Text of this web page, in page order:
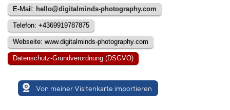
E-Mail: hello@digitalminds-photography.com
Telefon: +4369919787875
Webseite: www.digitalminds-photography.com
Datenschutz-Grundverordnung (DSGVO)
Von meiner Visitenkarte importieren